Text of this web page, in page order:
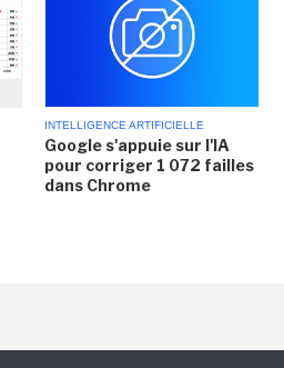
INTELLIGENCE ARTIFICIELLE
Google s'appuie sur l'IA
pour corriger 1 072 failles
dans Chrome